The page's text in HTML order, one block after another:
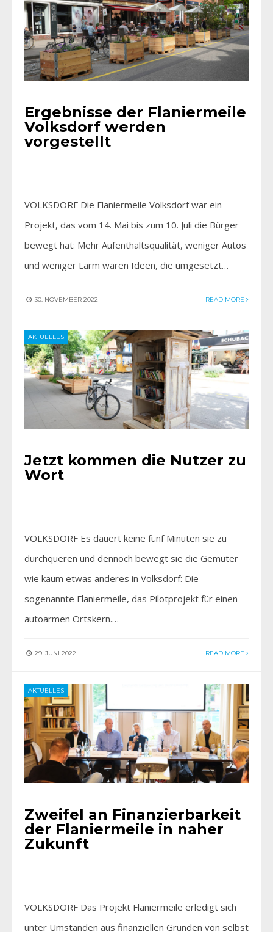
Ergebnisse der Flaniermeile
Volksdorf werden
vorgestellt
VOLKSDORF Die Flaniermeile Volksdorf war ein
Projekt, das vom 14. Mai bis zum 10. Juli die Bürger
bewegt hat: Mehr Aufenthaltsqualität, weniger Autos
und weniger Lärm waren Ideen, die umgesetzt…
30. NOVEMBER 2022 READ MORE
AKTUELLES
Jetzt kommen die Nutzer zu
Wort
VOLKSDORF Es dauert keine fünf Minuten sie zu
durchqueren und dennoch bewegt sie die Gemüter
wie kaum etwas anderes in Volksdorf: Die
sogenannte Flaniermeile, das Pilotprojekt für einen
autoarmen Ortskern.…
29. JUNI 2022 READ MORE
AKTUELLES
Zweifel an Finanzierbarkeit
der Flaniermeile in naher
Zukunft
VOLKSDORF Das Projekt Flaniermeile erledigt sich
unter Umständen aus finanziellen Gründen von selbst